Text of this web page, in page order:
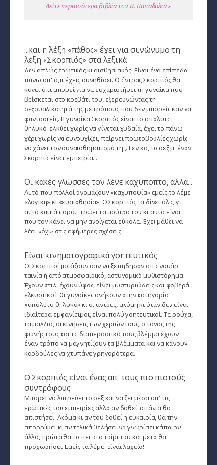
­Τα Άστρα αλλιώς
Ζώδια και δυσκολίες
Ζώδια και έρωτας
Ζώδια και μόδα
­Ζώδια και ταξίδια
­Ζώδια και οικογένεια
­Ζώδια και αθλητισμός
Gossip και αλλά...
Αυτογνωσία
Μαθήματα Αστρολογίας
Ταρώ, Μεταφυσική, κ.α.
Πλανητική Ενημέρωση (αρχείο)
Δείτε περισσότερα βιβλία του Β. Παπαδολιά »
...και η λέξη «πάθος» έχει για συνώνυμο τη
λέξη «Σκορπιός» στα λεξικά
Δεν απλώς ερωτικός κι αισθησιακός. Είναι ένα επίπεδο
πάνω απ' ό,τι έχεις συνηθίσει. Ο άντρας Σκορπιός θα
κάνει ό,τι μπορεί για να ευχαριστήσει τη γυναίκα που
βρίσκεται στο κρεβάτι του, εξερευνώντας τη
σεξουαλικότητά της με τρόπους που δεν μπορείς καν να
φανταστείς. Η γυναίκα Σκορπιός είναι το απόλυτο
θηλυκό: ελκύει χωρίς να γίνεται χυδαία, έχει το πάνω
χέρι χωρίς να ευνουχίζει, παίρνει πρωτοβουλίες χωρίς
να χάνει τον συναισθηματισμό της. Γενικά, το σεξ μ' έναν
Σκορπιό είναι εμπειρία...
Οι κακές γλώσσες τον λένε καχύποπτο, αλλά...
Αυτό που πολλοί ονομάζουν «καχυποψία» εμείς το λέμε
«λογική» κι «ευαισθησία». Ο Σκορπιός τα δίνει όλα, γι'
αυτό καμιά φορά... τρώει τα μούτρα του κι αυτό είναι
που τον κάνει να μην ανοίγεται εύκολα. Έχει μάθει να
λέει «όχι» στις εφήμερες σχέσεις.
Είναι κινηματογραφικά γοητευτικός
Οι Σκορπιοί μοιάζουν σαν να ξεπήδησαν από νουάρ
ταινία ή από ατμοσφαιρικό, αστυνομικό μυθιστόρημα.
Έχουν στιλ, έχουν ύφος, είναι μυστυριώδεις και φοβερά
ελκυστικοί. Οι γυναίκες ανήκουν στην κατηγορία
«απόλυτο θηλυκό» κι οι άντρες, ακόμη κι όταν δεν είναι
ιδιαίτερα εμφανίσιμοι, είναι πολύ γοητευτικοί. Τα ρούχα,
τα μαλλιά, οι κινήσεις των χεριών τους, ο τόνος της
φωνής τους και το διαπεραστικό τους βλέμμα έχουν
έναν τρόπο να μαγνητίζουν τα βλέμματα και να κάνουν
καρδούλες να χτυπάνε γρηγορότερα.
Ο Σκορπιός είναι ένας απ' τους πιο πιστούς
συντρόφους
Μπορεί να λατρεύει το σεξ και να ζει μέσα απ' τις
ερωτικές του εμπειρίες αλλά αν δοθεί, σπάνια θα
απιστήσει. Ακόμα κι αν του δοθεί η ευκαιρία, θα την
απορρίψει κι αν τελικά θελήσει να γνωρίσει κάποιον
άλλο, πρώτα θα το πει στο ταίρι του και μετά θα
προχωρήσει. Εμείς τα λέμε: είναι λαχείο!